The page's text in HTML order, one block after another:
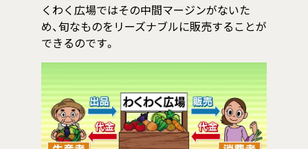
くわく広場ではその中間マージンがないた
め、旬なものをリーズナブルに販売することが
できるのです。